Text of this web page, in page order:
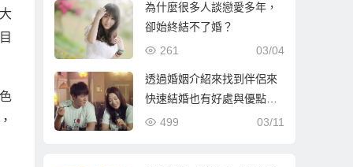
為什麼很多人談戀愛多年，
卻始終結不了婚？
03/04
261
透過婚姻介紹來找到伴侶來
快速結婚也有好處與優點…
03/11
499